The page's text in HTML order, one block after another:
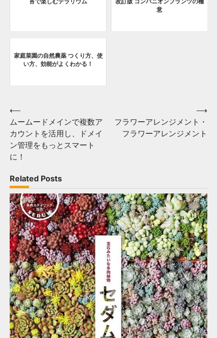
意
家庭菜園の自然農薬 つくり方、使
い方、効能がよくわかる！
Post
navigation
⟵
ムームードメインで複数ア
カウントを活用し、ドメイ
ン管理をもっとスマート
に！
フラワーアレンジメント・
フラワーアレンジメント
⟶
Related Posts